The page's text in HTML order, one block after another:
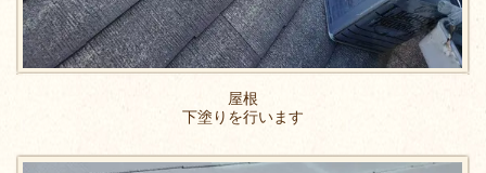
屋根
下塗りを行います